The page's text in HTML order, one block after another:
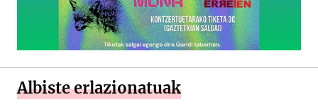
Albiste erlazionatuak